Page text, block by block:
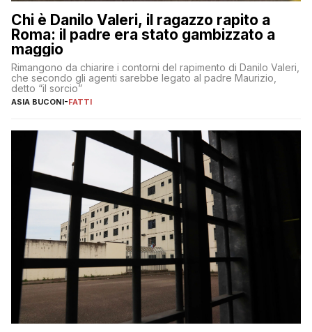
Chi è Danilo Valeri, il ragazzo rapito a
Roma: il padre era stato gambizzato a
maggio
Rimangono da chiarire i contorni del rapimento di Danilo Valeri,
che secondo gli agenti sarebbe legato al padre Maurizio,
detto “il sorcio”
ASIA BUCONI-FATTI